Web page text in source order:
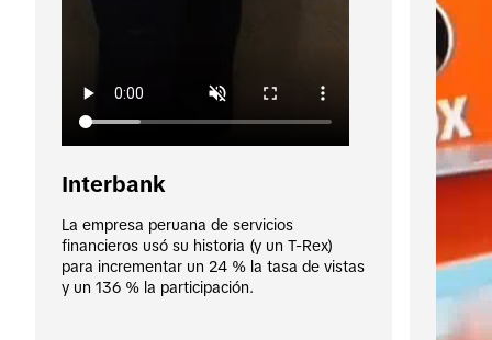
Interbank
La empresa peruana de servicios
financieros usó su historia (y un T-Rex)
para incrementar un 24 % la tasa de vistas
y un 136 % la participación.